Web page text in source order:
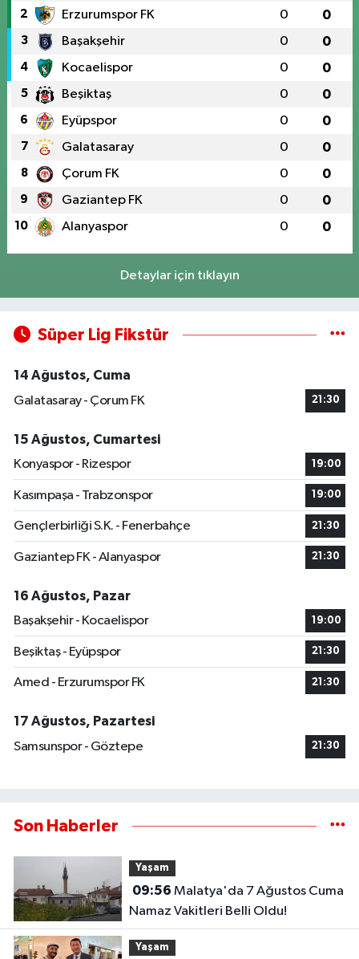
2 Erzurumspor FK 0 0
3 Başakşehir 0 0
4 Kocaelispor 0 0
5 Beşiktaş 0 0
6 Eyüpspor 0 0
7 Galatasaray 0 0
8 Çorum FK 0 0
9 Gaziantep FK 0 0
10 Alanyaspor 0 0
Detaylar için tıklayın
Süper Lig Fikstür
14 Ağustos, Cuma
Galatasaray - Çorum FK
21:30
15 Ağustos, Cumartesi
Konyaspor - Rizespor
19:00
Kasımpaşa - Trabzonspor 19:00
Gençlerbirliği S.K. - Fenerbahçe 21:30
Gaziantep FK - Alanyaspor 21:30
16 Ağustos, Pazar
Başakşehir - Kocaelispor
19:00
Beşiktaş - Eyüpspor 21:30
Amed - Erzurumspor FK 21:30
17 Ağustos, Pazartesi
Samsunspor - Göztepe
21:30
Son Haberler
Yaşam
09:56
Namaz Vakitleri Belli Oldu!
Yaşam